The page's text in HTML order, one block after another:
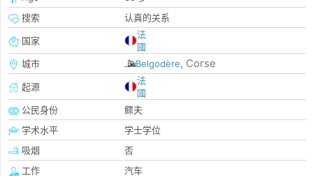
搜索
认真的关系
国家
法
國
城市
Belgodère, Corse
起源
法
國
公民身份
鳏夫
学术水平
学士学位
吸烟
否
工作
汽车